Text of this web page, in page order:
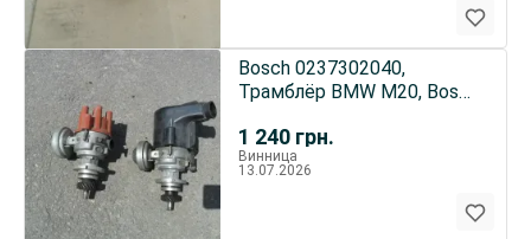
1 240 грн.
Bosch 0237302040,
Трамблёр BMW М20, Bosch
Винница
13.07.2026